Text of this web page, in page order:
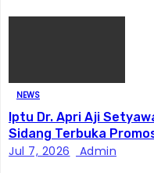
NEWS
Iptu Dr. Apri Aji
Sidang Terbuka
Borobudur.
Jul 7, 2026 Admin